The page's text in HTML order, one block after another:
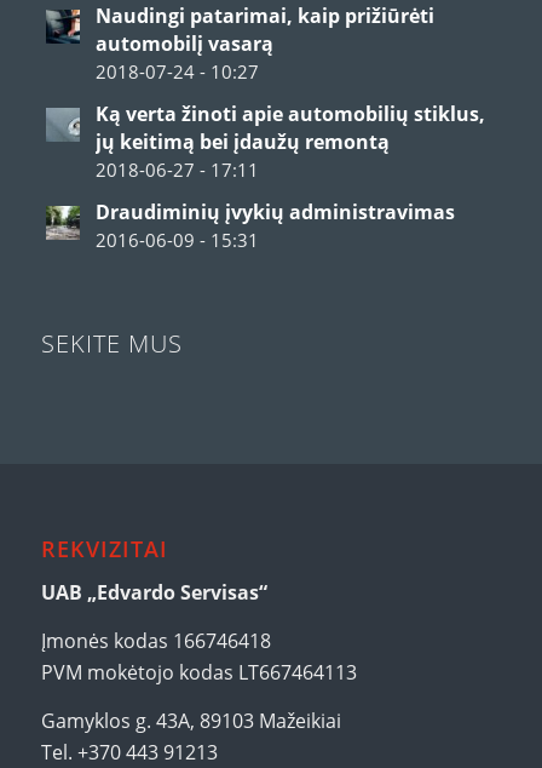
Naudingi patarimai, kaip prižiūrėti
automobilį vasarą
2018-07-24 - 10:27
Ką verta žinoti apie automobilių stiklus,
jų keitimą bei įdaužų remontą
2018-06-27 - 17:11
Draudiminių įvykių administravimas
2016-06-09 - 15:31
SEKITE MUS
REKVIZITAI
UAB „Edvardo Servisas“
Įmonės kodas 166746418
PVM mokėtojo kodas LT667464113
Gamyklos g. 43A, 89103 Mažeikiai
Tel. +370 443 91213